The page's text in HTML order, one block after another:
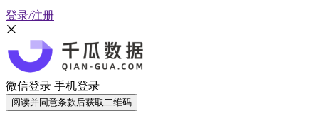
登录/注册
微信登录 手机登录
阅读并同意条款后获取二维码